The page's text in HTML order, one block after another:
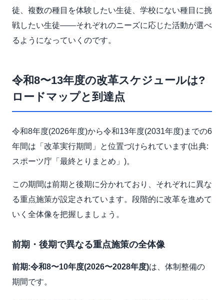
徒、複数の種目を体験したい生徒、学校にない種目に挑
戦したい生徒——それぞれのニーズに応じた活動が選べ
るようになっていくのです。
令和8〜13年度の改革スケジュールは?
ロードマップと到達点
令和8年度(2026年度)から令和13年度(2031年度)までの6
年間は「改革実行期間」と位置づけられています(出典:
スポーツ庁「最終とりまとめ」)。
この期間は前期と後期に分かれており、それぞれに異な
る重点施策が設定されています。段階的に改革を進めて
いく全体像を把握しましょう。
前期・後期で異なる重点施策の全体像
前期:令和8〜10年度(2026〜2028年度)は、体制整備の
期間です。